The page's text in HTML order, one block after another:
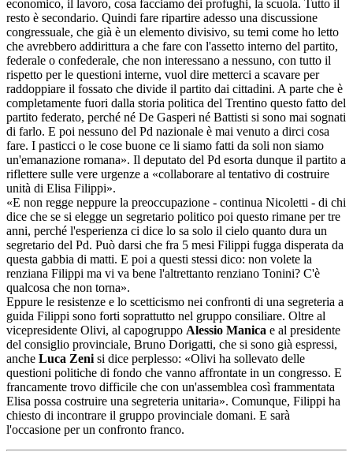
economico, il lavoro, cosa facciamo dei profughi, la scuola. Tutto il
resto è secondario. Quindi fare ripartire adesso una discussione
congressuale, che già è un elemento divisivo, su temi come ho letto
che avrebbero addirittura a che fare con l'assetto interno del partito,
federale o confederale, che non interessano a nessuno, con tutto il
rispetto per le questioni interne, vuol dire metterci a scavare per
raddoppiare il fossato che divide il partito dai cittadini. A parte che è
completamente fuori dalla storia politica del Trentino questo fatto del
partito federato, perché né De Gasperi né Battisti si sono mai sognati
di farlo. E poi nessuno del Pd nazionale è mai venuto a dirci cosa
fare. I pasticci o le cose buone ce li siamo fatti da soli non siamo
un'emanazione romana». Il deputato del Pd esorta dunque il partito a
riflettere sulle vere urgenze a «collaborare al tentativo di costruire
unità di Elisa Filippi».
«E non regge neppure la preoccupazione - continua Nicoletti - di chi
dice che se si elegge un segretario politico poi questo rimane per tre
anni, perché l'esperienza ci dice lo sa solo il cielo quanto dura un
segretario del Pd. Può darsi che fra 5 mesi Filippi fugga disperata da
questa gabbia di matti. E poi a questi stessi dico: non volete la
renziana Filippi ma vi va bene l'altrettanto renziano Tonini? C'è
qualcosa che non torna».
Eppure le resistenze e lo scetticismo nei confronti di una segreteria a
guida Filippi sono forti soprattutto nel gruppo consiliare. Oltre al
vicepresidente Olivi, al capogruppo Alessio Manica e al presidente
del consiglio provinciale, Bruno Dorigatti, che si sono già espressi,
anche Luca Zeni si dice perplesso: «Olivi ha sollevato delle
questioni politiche di fondo che vanno affrontate in un congresso. E
francamente trovo difficile che con un'assemblea così frammentata
Elisa possa costruire una segreteria unitaria». Comunque, Filippi ha
chiesto di incontrare il gruppo provinciale domani. E sarà
l'occasione per un confronto franco.